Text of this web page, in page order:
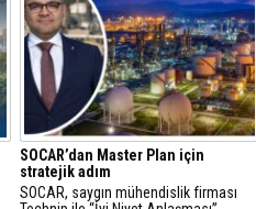
SOCAR’dan Master Plan için
stratejik adım
SOCAR, saygın mühendislik firması